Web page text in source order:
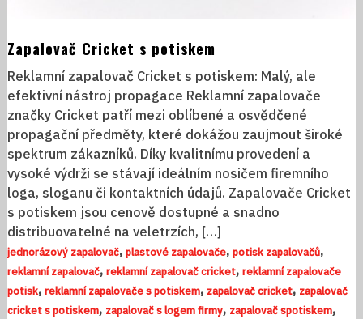
Zapalovač Cricket s potiskem
Reklamní zapalovač Cricket s potiskem: Malý, ale
efektivní nástroj propagace Reklamní zapalovače
značky Cricket patří mezi oblíbené a osvědčené
propagační předměty, které dokážou zaujmout široké
spektrum zákazníků. Díky kvalitnímu provedení a
vysoké výdrži se stávají ideálním nosičem firemního
loga, sloganu či kontaktních údajů. Zapalovače Cricket
s potiskem jsou cenově dostupné a snadno
distribuovatelné na veletrzích, […]
jednorázový zapalovač, plastové zapalovače, potisk zapalovačů,
reklamní zapalovač, reklamní zapalovač cricket, reklamní zapalovače
potisk, reklamní zapalovače s potiskem, zapalovač cricket, zapalovač
cricket s potiskem, zapalovač s logem firmy, zapalovač spotiskem,